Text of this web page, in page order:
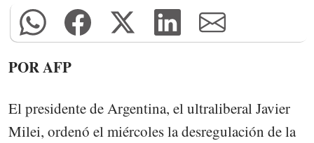
POR AFP
El presidente de Argentina, el ultraliberal Javier
Milei, ordenó el miércoles la desregulación de la